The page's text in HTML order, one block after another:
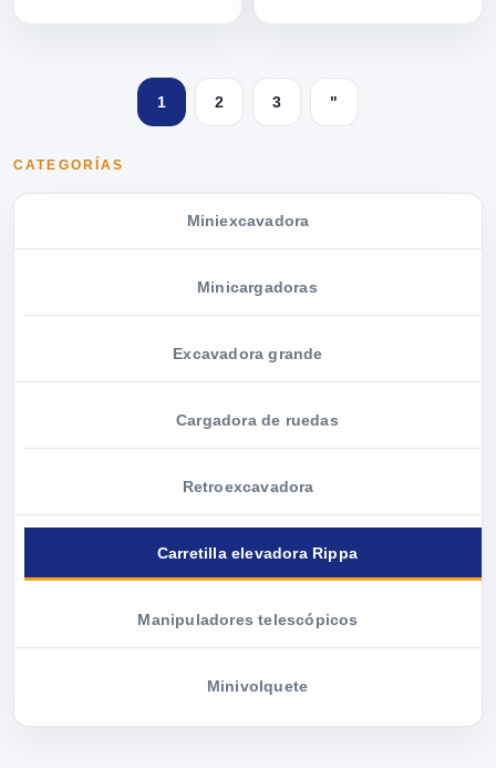
CATEGORÍAS
Miniexcavadora
Minicargadoras
Excavadora grande
Cargadora de ruedas
Retroexcavadora
Carretilla elevadora Rippa
Manipuladores telescópicos
Minivolquete
1 2 3 "